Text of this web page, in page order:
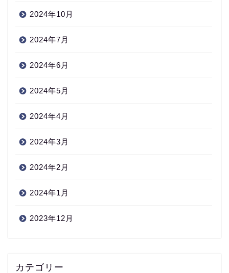
2024年10月
2024年7月
2024年6月
2024年5月
2024年4月
2024年3月
2024年2月
2024年1月
2023年12月
カテゴリー